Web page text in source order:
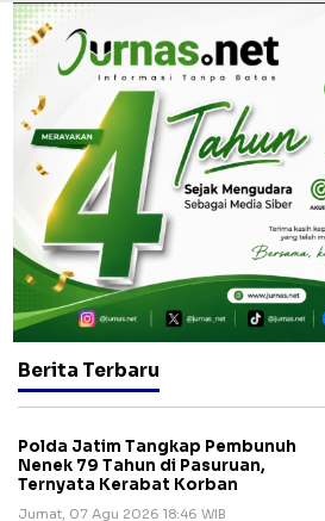
Berita Terbaru
Polda Jatim Tangkap Pembunuh
Nenek 79 Tahun di Pasuruan,
Ternyata Kerabat Korban
Jumat, 07 Agu 2026 18:46 WIB